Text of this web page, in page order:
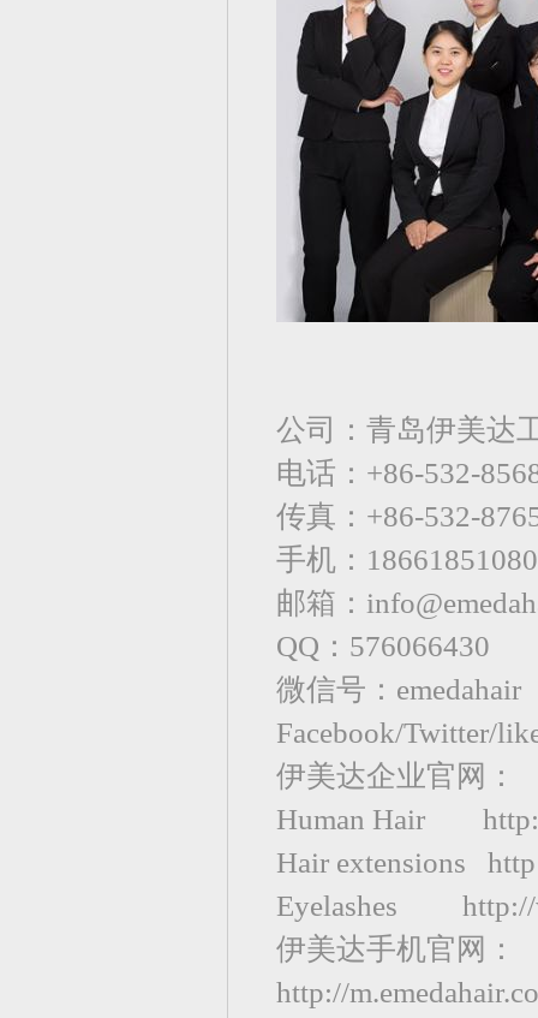
公司：青岛伊美达
电话：+86-532-
传真：+86-532-
手机：
邮箱：
QQ：576066430
微信号：emedahair
Facebook/Twitter/
伊美达企业官网：
Human Hair
Hair extensions
Eyelashes http://
伊美达手机官网：
http://